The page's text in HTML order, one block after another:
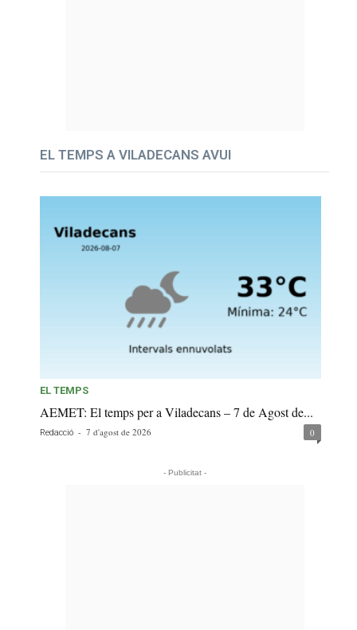
EL TEMPS A VILADECANS AVUI
EL TEMPS
AEMET: El temps per a Viladecans – 7 de Agost de...
Redacció - 7 d'agost de 2026 0
- Publicitat -